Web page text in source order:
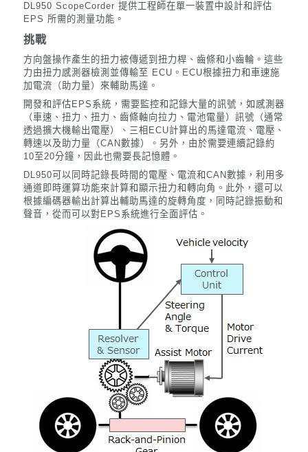
DL950 ScopeCorder 提供工程師在單一裝置中設計和評估
EPS 所需的測量功能。
挑戰
方向盤操作產生的扭力被傳遞到扭力桿、齒條和小齒輪。 這些
力由扭力感測器檢測並傳輸至 ECU。 ECU根據扭力和車速施
加電流（助力量）來輔助馬達。
開發和評估EPS系統，需要監控和記錄大量的訊號，如感測器
（車速、扭力、扭力、齒條軸向拉力、電池電量）訊號（通常
透過擴大機輸出電壓）、三相ECU計算出的馬達電流、電壓、
轉速以及助力量（CAN數據）。 另外，由於需要連續記錄約
10至20分鐘，因此也需要長記憶體。
DL950可以同時記錄長時間的電壓、電流和CAN數據，利用多
通道即時運算功能來計算和顯示扭力和轉向角。 此外，還可以
根據編碼器輸出計算出輔助馬達的旋轉角度，同時記錄振動和
聲音，從而可以對EPS系統進行全面評估。